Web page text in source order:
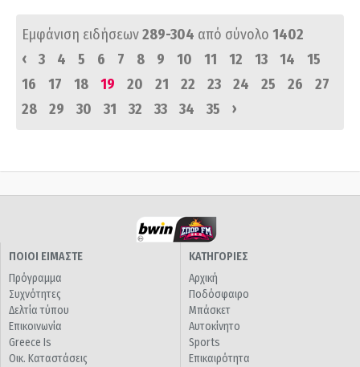
Εμφάνιση ειδήσεων289-304 από σύνολο 1402
‹
3 4 5 6 7 8 9 10 11 12 13 14
15
16
17 18 19 20 21 22 23 24 25 26
27
28
29 30 31 32 33 34 35 ›
ΠΟΙΟΙ ΕΙΜΑΣΤΕ
Πρόγραμμα
Συχνότητες
Δελτία τύπου
Επικοινωνία
Greece Is
Οικ. Καταστάσεις
ΚΑΤΗΓΟΡΙΕΣ
Αρχική
Ποδόσφαιρο
Μπάσκετ
Αυτοκίνητο
Sports
Επικαιρότητα